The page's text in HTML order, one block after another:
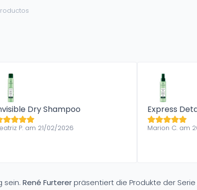
Dry Shampoo
P. am 21/02/2026
Express
Marion C. am
sein. René Furtererpräsentiert die Produkte der Serie